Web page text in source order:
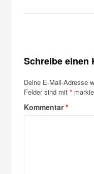
Schreibe einen
Deine E-Mail-Adresse
Felder sind mit*
Kommentar*